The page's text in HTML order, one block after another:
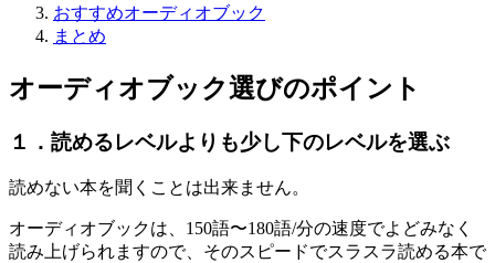
おすすめオーディオブック
まとめ
オーディオブック選びのポイント
１．読めるレベルよりも少し下のレベルを選ぶ
読めない本を聞くことは出来ません。
オーディオブックは、150語〜180語/分の速度でよどみなく
読み上げられますので、そのスピードでスラスラ読める本で